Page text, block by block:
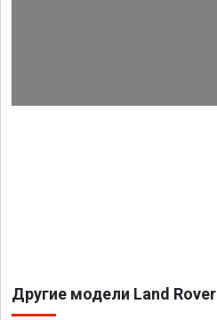
Другие модели Land Rover